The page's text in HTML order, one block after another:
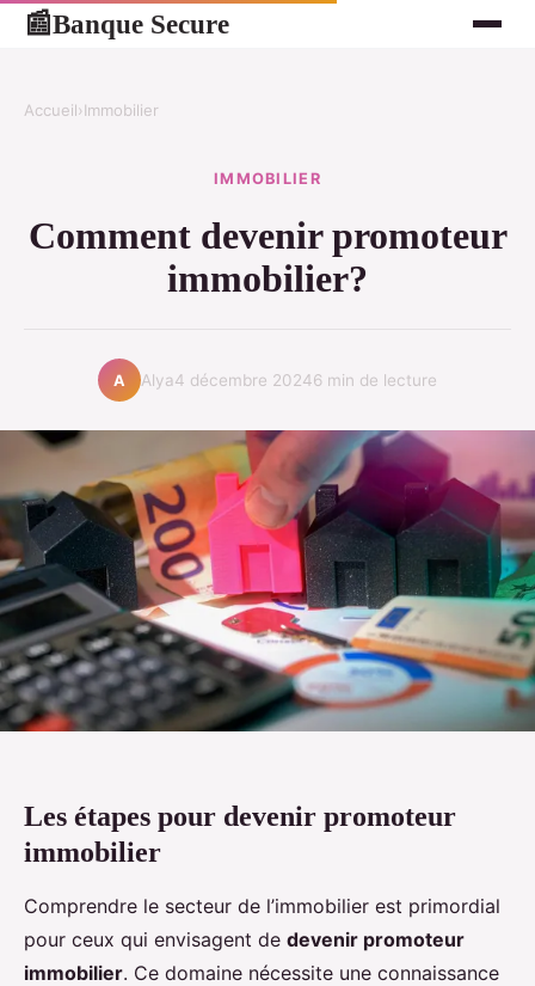
📰Banque Secure
Accueil›Immobilier
IMMOBILIER
Comment devenir promoteur
immobilier?
A Alya4 décembre 20246 min de lecture
Les étapes pour devenir promoteur
immobilier
Comprendre le secteur de l’immobilier est primordial
pour ceux qui envisagent de devenir promoteur
immobilier. Ce domaine nécessite une connaissance